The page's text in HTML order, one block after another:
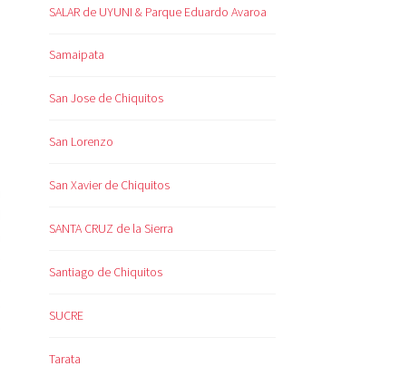
SALAR de UYUNI & Parque Eduardo Avaroa
Samaipata
San Jose de Chiquitos
San Lorenzo
San Xavier de Chiquitos
SANTA CRUZ de la Sierra
Santiago de Chiquitos
SUCRE
Tarata